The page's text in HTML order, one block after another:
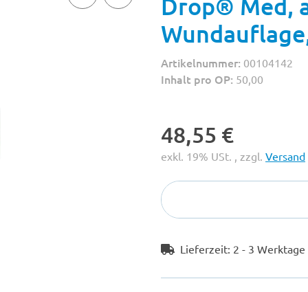
Artikelnummer: 00104142
Inhalt pro OP: 50,00
48,55 €
exkl. 19% USt. , zzgl. Versand
Lieferzeit: 2 - 3